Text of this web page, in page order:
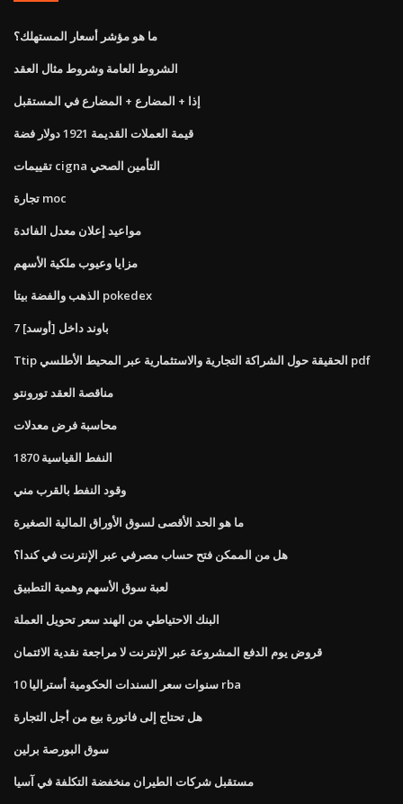
ما هو مؤشر أسعار المستهلك؟
الشروط العامة وشروط مثال العقد
إذا + المضارع + المضارع في المستقبل
قيمة العملات القديمة 1921 دولار فضة
تقييمات cigna التأمين الصحي
تجارة moc
مواعيد إعلان معدل الفائدة
مزايا وعيوب ملكية الأسهم
الذهب والفضة بيتا pokedex
7 باوند داخل [أوسد]
Ttip الحقيقة حول الشراكة التجارية والاستثمارية عبر المحيط الأطلسي pdf
مناقصة العقد تورونتو
محاسبة فرض معدلات
النفط القياسية 1870
وقود النفط بالقرب مني
ما هو الحد الأقصى لسوق الأوراق المالية الصغيرة
هل من الممكن فتح حساب مصرفي عبر الإنترنت في كندا؟
لعبة سوق الأسهم وهمية التطبيق
البنك الاحتياطي من الهند سعر تحويل العملة
قروض يوم الدفع المشروعة عبر الإنترنت لا مراجعة نقدية الائتمان
10 سنوات سعر السندات الحكومية أستراليا rba
هل تحتاج إلى فاتورة بيع من أجل التجارة
سوق البورصة برلين
مستقبل شركات الطيران منخفضة التكلفة في آسيا